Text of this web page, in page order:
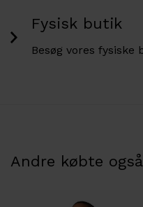
Fysisk butik
Besøg vores
Andre købte også